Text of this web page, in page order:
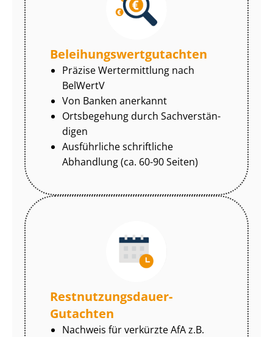
Be­lei­hungs­wert­gut­ach­ten
Präzise Wertermittlung nach
BelWertV
Von Banken anerkannt
Ortsbegehung durch Sach­ver­stän­
di­gen
Ausführliche schriftliche
Abhandlung (ca. 60-90 Seiten)
Rest­nut­zungs­dau­er-
Gutachten
Nachweis für verkürzte AfA z.B.